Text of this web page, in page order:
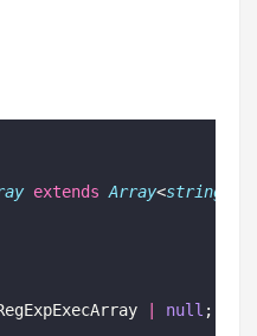
extends Array<string
null ;